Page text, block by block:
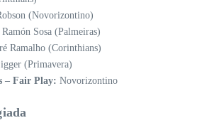
(Novorizontino)
Ramón Sosa (Palmeiras)
Ramalho (Corinthians)
(Primavera)
– Fair Play: Novorizontino